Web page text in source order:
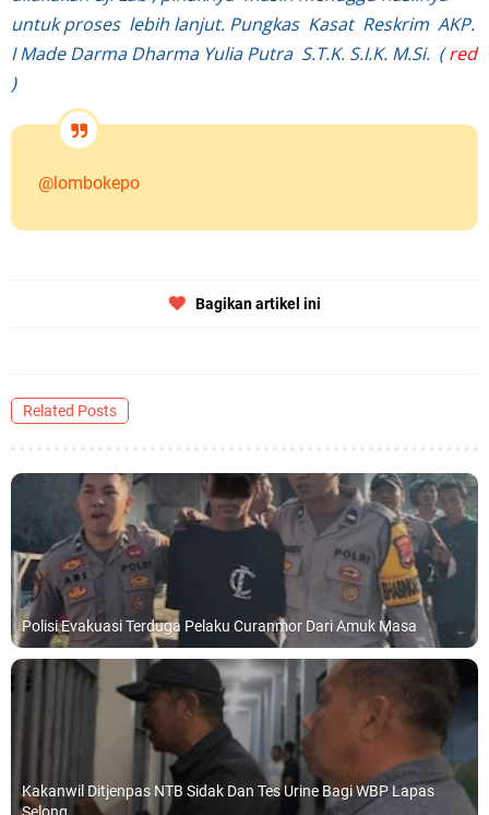
untuk proses lebih lanjut. Pungkas Kasat Reskrim AKP.
I Made Darma Dharma Yulia Putra S.T.K. S.I.K. M.Si. (red
)
@lombokepo
Bagikan artikel ini
Related Posts
Polisi Evakuasi Terduga Pelaku Curanmor Dari Amuk Masa
Kakanwil Ditjenpas NTB Sidak Dan Tes Urine Bagi WBP Lapas